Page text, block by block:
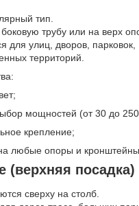
тип.
трубу или на верх
для улиц, дворов, парковок,
территорий.
мощностей (от 30 до
крепление;
любые опоры и кронштейны.
(верхняя посадка)
сверху на столб.